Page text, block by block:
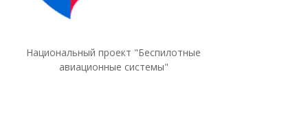
Национальный проект "Беспилотные
авиационные системы"